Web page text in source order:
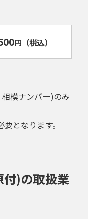
円 （税込）
模ナンバー)のみ
となります。
)の取扱業